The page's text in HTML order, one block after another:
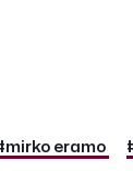
eramo